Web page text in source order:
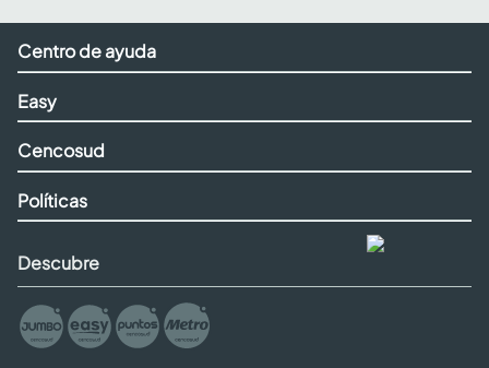
Centro de ayuda
Easy
Cencosud
Políticas
Descubre